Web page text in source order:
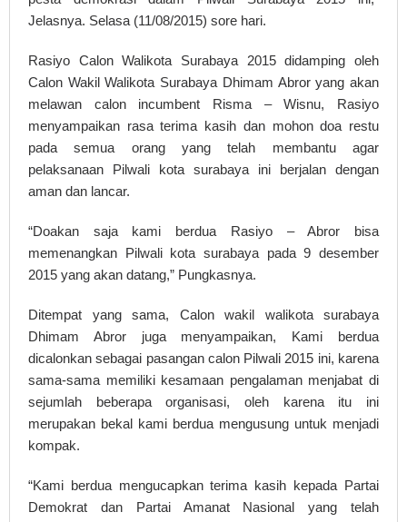
Jelasnya. Selasa (11/08/2015) sore hari.
Rasiyo Calon Walikota Surabaya 2015 didamping oleh
Calon Wakil Walikota Surabaya Dhimam Abror yang akan
melawan calon incumbent Risma – Wisnu, Rasiyo
menyampaikan rasa terima kasih dan mohon doa restu
pada semua orang yang telah membantu agar
pelaksanaan Pilwali kota surabaya ini berjalan dengan
aman dan lancar.
“Doakan saja kami berdua Rasiyo – Abror bisa
memenangkan Pilwali kota surabaya pada 9 desember
2015 yang akan datang,” Pungkasnya.
Ditempat yang sama, Calon wakil walikota surabaya
Dhimam Abror juga menyampaikan, Kami berdua
dicalonkan sebagai pasangan calon Pilwali 2015 ini, karena
sama-sama memiliki kesamaan pengalaman menjabat di
sejumlah beberapa organisasi, oleh karena itu ini
merupakan bekal kami berdua mengusung untuk menjadi
kompak.
“Kami berdua mengucapkan terima kasih kepada Partai
Demokrat dan Partai Amanat Nasional yang telah